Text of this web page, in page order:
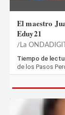
El maestro
Eduy21
La
Tiempo de
de los Pasos